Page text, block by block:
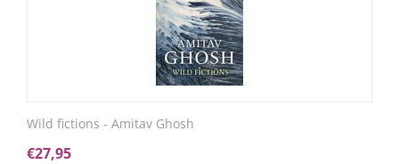
Wild fictions - Amitav Ghosh
€27,95